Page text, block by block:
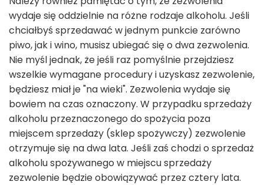
wydaje się oddzielnie na różne rodzaje alkoholu. Jeśli
chciałbyś sprzedawać w jednym punkcie zarówno
piwo, jak i wino, musisz ubiegać się o dwa zezwolenia.
Nie myśl jednak, że jeśli raz pomyślnie przejdziesz
wszelkie wymagane procedury i uzyskasz zezwolenie,
będziesz miał je "na wieki". Zezwolenia wydaje się
bowiem na czas oznaczony. W przypadku sprzedaży
alkoholu przeznaczonego do spożycia poza
miejscem sprzedaży (sklep spożywczy) zezwolenie
otrzymuje się na dwa lata. Jeśli zaś chodzi o sprzedaż
alkoholu spożywanego w miejscu sprzedaży
zezwolenie będzie obowiązywać przez cztery lata.